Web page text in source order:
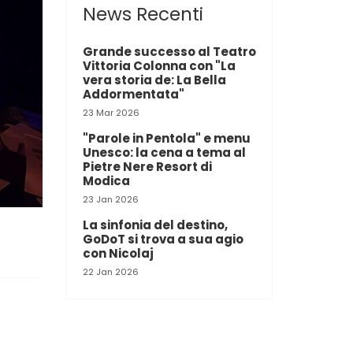
News Recenti
Grande successo al Teatro
Vittoria Colonna con "La
vera storia de: La Bella
Addormentata"
23 Mar 2026
"Parole in Pentola" e menu
Unesco: la cena a tema al
Pietre Nere Resort di
Modica
23 Jan 2026
La sinfonia del destino,
GoDoT si trova a sua agio
con Nicolaj
22 Jan 2026